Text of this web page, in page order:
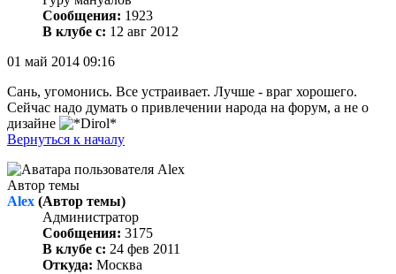
Сообщения: 1923
В клубе с: 12 авг 2012
01 май 2014 09:16
Сань, угомонись. Все устраивает. Лучше - враг хорошего.
Сейчас надо думать о привлечении народа на форум, а не о
дизайне
Вернуться к началу
Автор темы
Alex (Автор темы)
Администратор
Сообщения: 3175
В клубе с: 24 фев 2011
Откуда: Москва